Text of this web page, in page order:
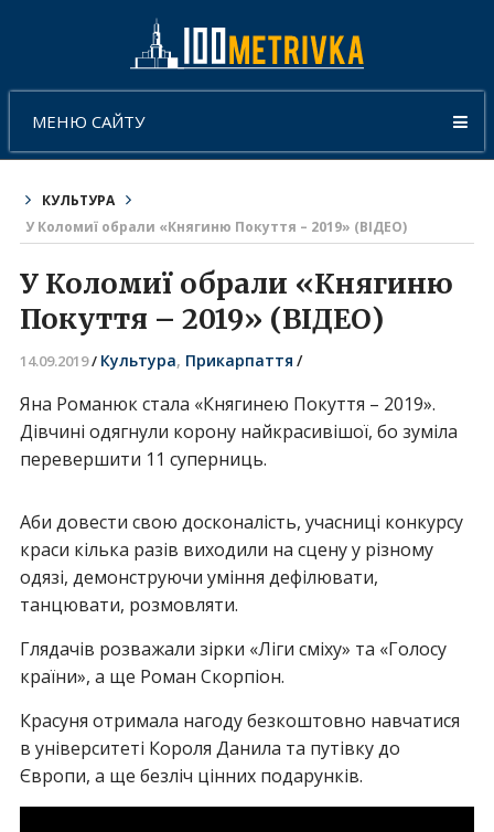
МЕНЮ САЙТУ
КУЛЬТУРА
У Коломиї обрали «Княгиню Покуття – 2019» (ВІДЕО)
У Коломиї обрали «Княгиню
Покуття – 2019» (ВІДЕО)
14.09.2019/ Культура, Прикарпаття /
Яна Романюк стала «Княгинею Покуття – 2019».
Дівчині одягнули корону найкрасивішої, бо зуміла
перевершити 11 суперниць.
Аби довести свою досконалість, учасниці конкурсу
краси кілька разів виходили на сцену у різному
одязі, демонструючи уміння дефілювати,
танцювати, розмовляти.
Глядачів розважали зірки «Ліги сміху» та «Голосу
країни», а ще Роман Скорпіон.
Красуня отримала нагоду безкоштовно навчатися
в університеті Короля Данила та путівку до
Європи, а ще безліч цінних подарунків.